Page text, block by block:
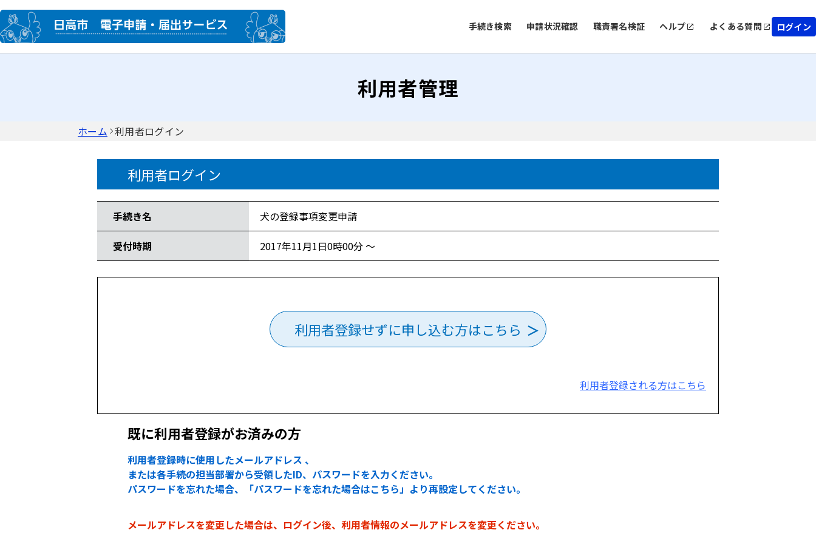
手続き検索 申請状況確認 職責署名検証 ヘルプ よくある質問 ログイン
利用者管理
ホーム 利用者ログイン
利用者ログイン
手続き名 犬の登録事項変更申請
受付時期 2017年11月1日0時00分 ～
利用者登録せずに申し込む方はこちら
利用者登録される方はこちら
既に利用者登録がお済みの方
利用者登録時に使用したメールアドレス 、
または各手続の担当部署から受領したID、パスワードを入力ください。
パスワードを忘れた場合、「パスワードを忘れた場合はこちら」より再設定してください。
メールアドレスを変更した場合は、ログイン後、利用者情報のメールアドレスを変更ください。